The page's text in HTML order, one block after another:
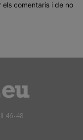
comentaris i de no
46-48